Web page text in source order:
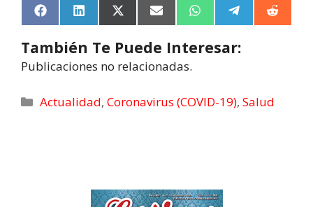
F
a
e
b
o
k
L
i
k
e
d
n
X
(
w
i
t
e
r
E
m
a
l
W
h
t
p
e
e
m
R
e
También Te Puede Interesar:
Publicaciones no relacionadas.
Actualidad,Coronavirus (COVID-19),Salud